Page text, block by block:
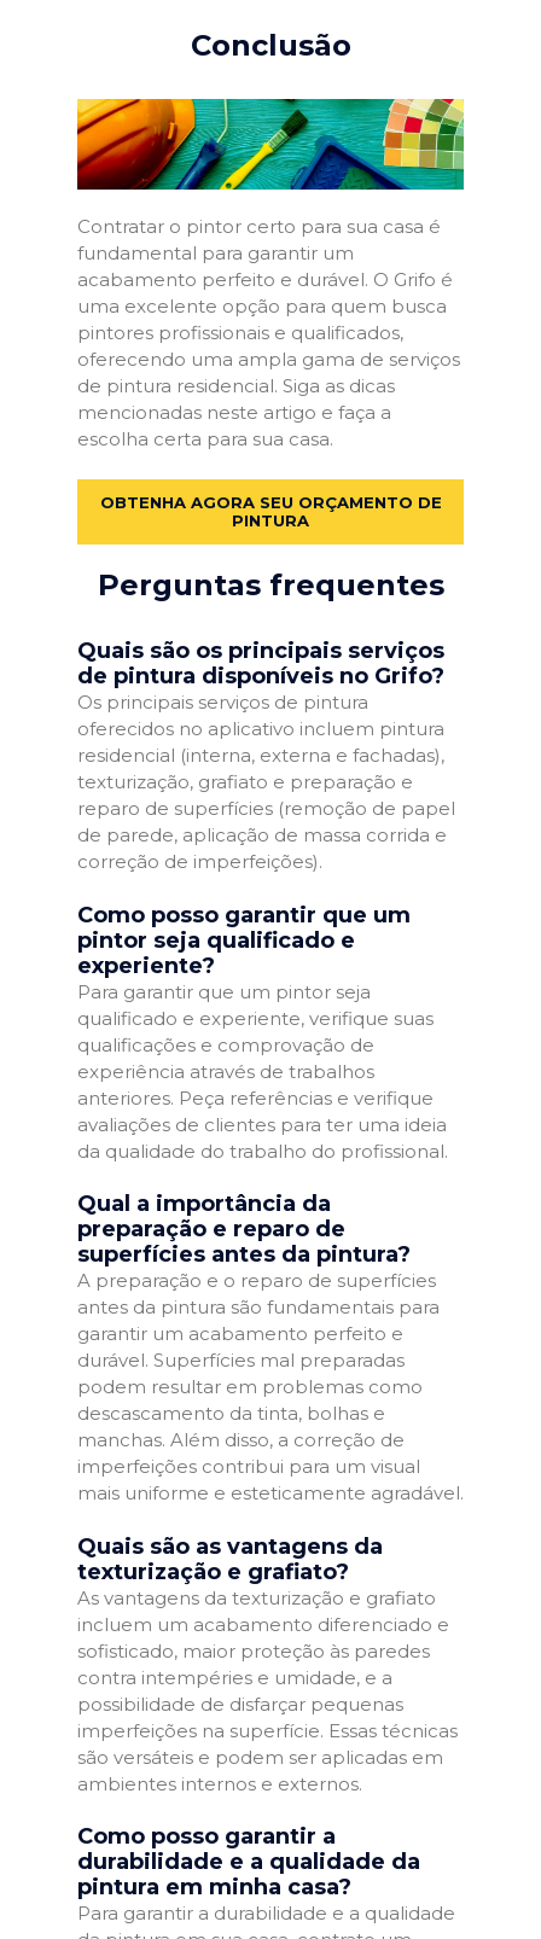
Conclusão
Contratar o pintor certo para sua casa é
fundamental para garantir um
acabamento perfeito e durável. O Grifo é
uma excelente opção para quem busca
pintores profissionais e qualificados,
oferecendo uma ampla gama de serviços
de pintura residencial. Siga as dicas
mencionadas neste artigo e faça a
escolha certa para sua casa.
OBTENHA AGORA SEU ORÇAMENTO DE
PINTURA
Perguntas frequentes
Quais são os principais serviços
de pintura disponíveis no Grifo?
Os principais serviços de pintura
oferecidos no aplicativo incluem pintura
residencial (interna, externa e fachadas),
texturização, grafiato e preparação e
reparo de superfícies (remoção de papel
de parede, aplicação de massa corrida e
correção de imperfeições).
Como posso garantir que um
pintor seja qualificado e
experiente?
Para garantir que um pintor seja
qualificado e experiente, verifique suas
qualificações e comprovação de
experiência através de trabalhos
anteriores. Peça referências e verifique
avaliações de clientes para ter uma ideia
da qualidade do trabalho do profissional.
Qual a importância da
preparação e reparo de
superfícies antes da pintura?
A preparação e o reparo de superfícies
antes da pintura são fundamentais para
garantir um acabamento perfeito e
durável. Superfícies mal preparadas
podem resultar em problemas como
descascamento da tinta, bolhas e
manchas. Além disso, a correção de
imperfeições contribui para um visual
mais uniforme e esteticamente agradável.
Quais são as vantagens da
texturização e grafiato?
As vantagens da texturização e grafiato
incluem um acabamento diferenciado e
sofisticado, maior proteção às paredes
contra intempéries e umidade, e a
possibilidade de disfarçar pequenas
imperfeições na superfície. Essas técnicas
são versáteis e podem ser aplicadas em
ambientes internos e externos.
Como posso garantir a
durabilidade e a qualidade da
pintura em minha casa?
Para garantir a durabilidade e a qualidade